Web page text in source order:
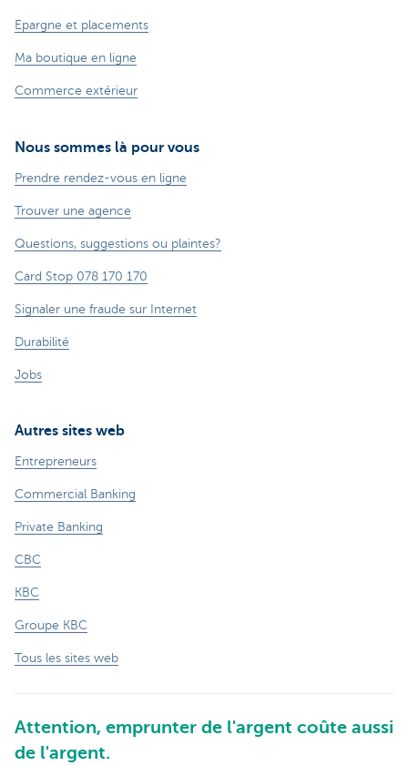
Epargne et placements
Ma boutique en ligne
Commerce extérieur
Nous sommes là pour vous
Prendre rendez-vous en ligne
Trouver une agence
Questions, suggestions ou plaintes?
Card Stop 078 170 170
Signaler une fraude sur Internet
Durabilité
Jobs
Autres sites web
Entrepreneurs
Commercial Banking
Private Banking
CBC
KBC
Groupe KBC
Tous les sites web
Attention, emprunter de l'argent coûte aussi
de l'argent.